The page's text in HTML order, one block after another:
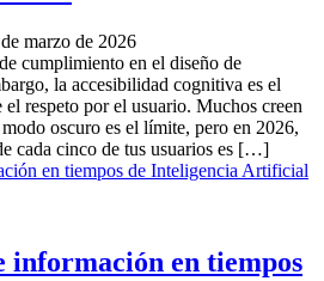
marzo de 2026
cumplimiento en el diseño de
la accesibilidad cognitiva es el
respeto por el usuario. Muchos creen
oscuro es el límite, pero en 2026,
cada cinco de tus usuarios es […]
información en tiempos